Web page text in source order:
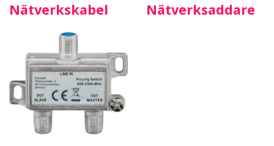
Nätverkskabel Nätverksaddare